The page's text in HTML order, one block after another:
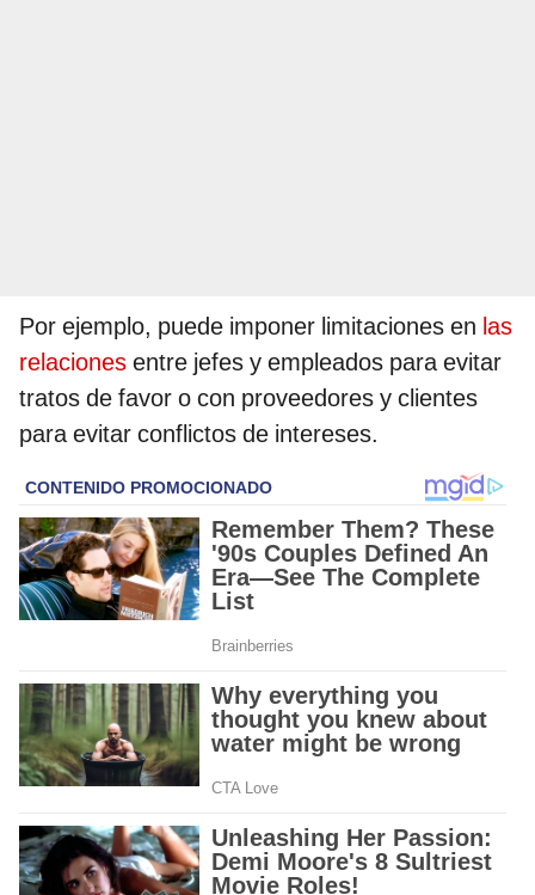
Por ejemplo, puede imponer limitaciones en las
relaciones entre jefes y empleados para evitar
tratos de favor o con proveedores y clientes
para evitar conflictos de intereses.